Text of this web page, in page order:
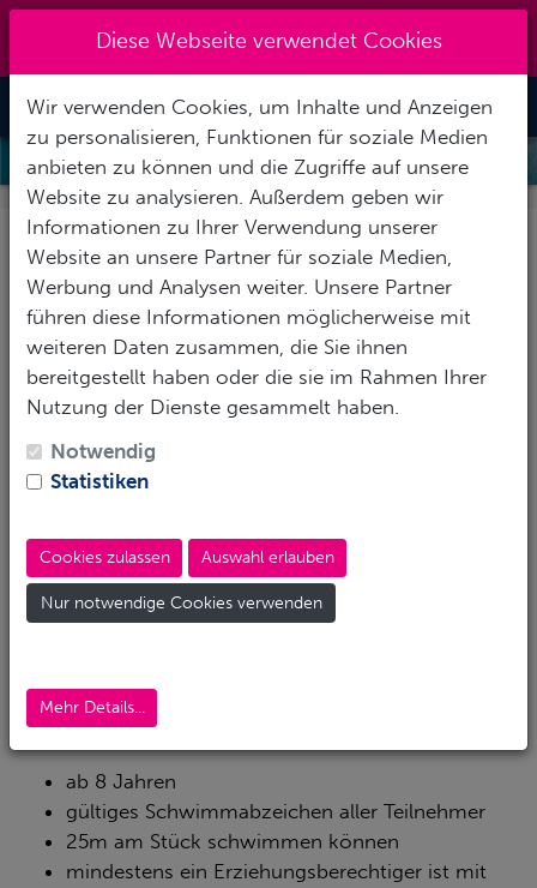
info@tauchzentrale.de
Toggle
MERMAID KINDERGEBURTSTAG
Mermaid
Kindergeburtstag
Meerjungfrau & Wassermann
Kindergeburtstag
feiern. Für alle Gäste des Kindergeburtstags bieten wir
eine Einführung ins Freediving, auf Wunsch auch als
Spielen und Spaß in unseremhauseigenen Pool
6-8 Geburtstagsgäste dürfen für drei Stunden über
Voraussetzung
ab 8 Jahren
gültiges Schwimmabzeichen aller Teilnehmer
25m am Stück schwimmen können
mindestens ein Erziehungsberechtiger ist mit
Diese Webseite verwendet Cookies
Wir verwenden Cookies, um Inhalte und Anzeigen
zu personalisieren, Funktionen für soziale Medien
anbieten zu können und die Zugriffe auf unsere
Website zu analysieren. Außerdem geben wir
Informationen zu Ihrer Verwendung unserer
Website an unsere Partner für soziale Medien,
Werbung und Analysen weiter. Unsere Partner
führen diese Informationen möglicherweise mit
weiteren Daten zusammen, die Sie ihnen
bereitgestellt haben oder die sie im Rahmen Ihrer
Nutzung der Dienste gesammelt haben.
Notwendig
Statistiken
Cookies zulassen Auswahl erlauben
Nur notwendige Cookies verwenden
Mehr Details...